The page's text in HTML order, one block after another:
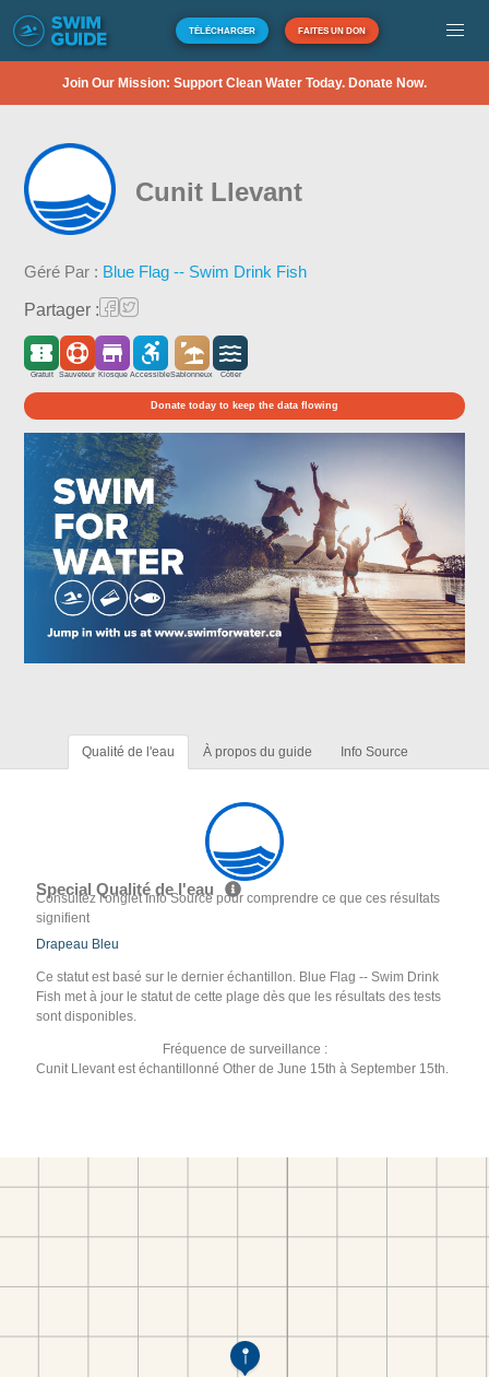
TÉLÉCHARGER FAITES UN DON
Join Our Mission: Support Clean Water Today. Donate Now.
Cunit Llevant
Géré Par : Blue Flag -- Swim Drink Fish
Partager :
Gratuit Sauveteur Kiosque AccessibleSablonneux Côtier
Donate today to keep the data flowing
Qualité de l'eau À propos du guide Info Source
Special Qualité de l'eau
Consultez l'onglet Info Source pour comprendre ce que ces résultats
signifient
Drapeau Bleu
Ce statut est basé sur le dernier échantillon. Blue Flag -- Swim Drink
Fish met à jour le statut de cette plage dès que les résultats des tests
sont disponibles.
Fréquence de surveillance :
Cunit Llevant est échantillonné Other de June 15th à September 15th.